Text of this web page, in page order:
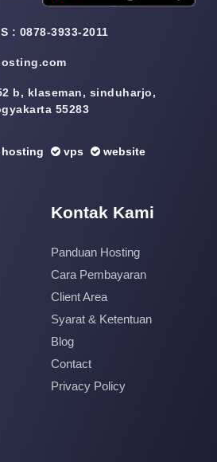
: 0878-3933-2011
b, klaseman, sinduharjo,
55283
hosting vps website
Kontak Kami
Panduan Hosting
Cara Pembayaran
Client Area
Syarat & Ketentuan
Blog
Contact
Privacy Policy